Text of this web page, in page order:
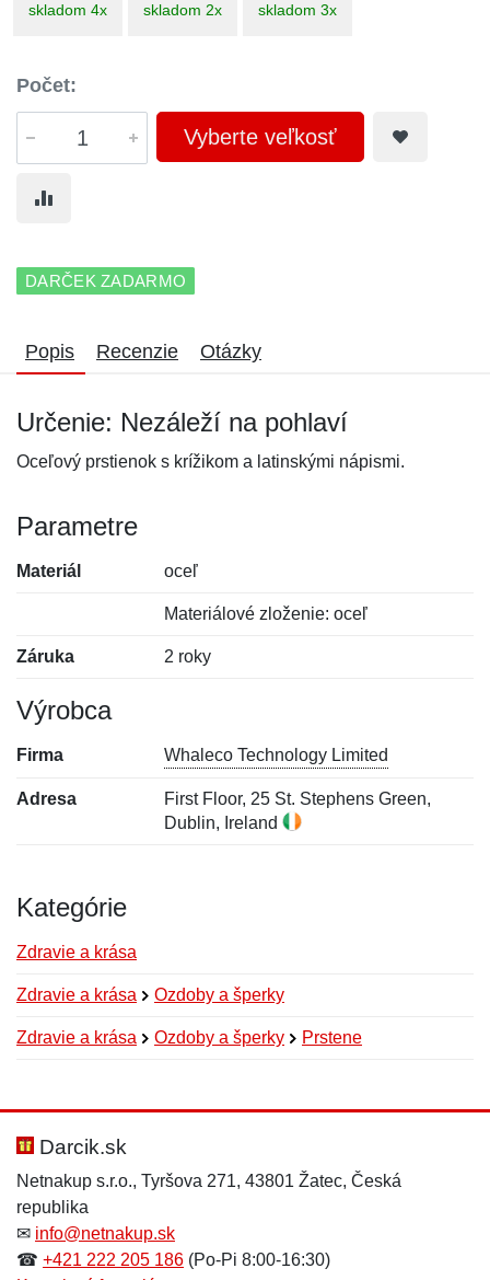
skladom 4x skladom 2x skladom 3x
Počet:
Vyberte veľkosť
DARČEK ZADARMO
Popis Recenzie Otázky
Určenie: Nezáleží na pohlaví
Oceľový prstienok s krížikom a latinskými nápismi.
Parametre
Materiál oceľ
Materiálové zloženie: oceľ
Záruka 2 roky
Výrobca
Firma Whaleco Technology Limited
Adresa
First Floor, 25 St. Stephens Green,
Dublin, Ireland
Kategórie
Zdravie a krása
Zdravie a krása Ozdoby a šperky
Zdravie a krása Ozdoby a šperky Prstene
Hodnotenie:
Meno:*
Meno:
E-mail:*
Darcik.sk
Netnakup s.r.o., Tyršova 271, 43801 Žatec, Česká
republika
✉ info@netnakup.sk
☎ +421 222 205 186 (Po-Pi 8:00-16:30)